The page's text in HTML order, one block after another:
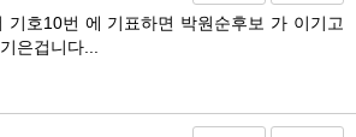
기호10번 에 기표하면 박원순후보 가 이기고
은겁니다...